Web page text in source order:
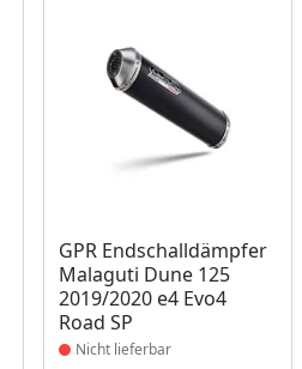
GPR Endschalldämpfer
Malaguti Dune 125
2019/2020 e4 Evo4
Road SP
Produkt nicht lieferbar
Nicht lieferbar